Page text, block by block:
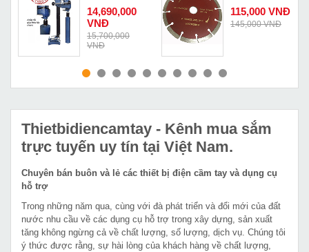
MUA NGAY
Power Q5
14,690,000
VNĐ
15,700,000
VNĐ
MUA NGAY
150mm
115,000 VNĐ
145,000 VNĐ
Thietbidiencamtay - Kênh mua sắm
trực tuyến uy tín tại Việt Nam.
Chuyên bán buôn và lẻ các thiết bị điện cầm tay và dụng cụ
hỗ trợ
Trong những năm qua, cùng với đà phát triển và đổi mới của đất
nước nhu cầu về các dụng cụ hỗ trợ trong xây dựng, sản xuất
tăng không ngừng cả về chất lượng, số lượng, dịch vụ. Chúng tôi
ý thức được rằng, sự hài lòng của khách hàng về chất lượng,